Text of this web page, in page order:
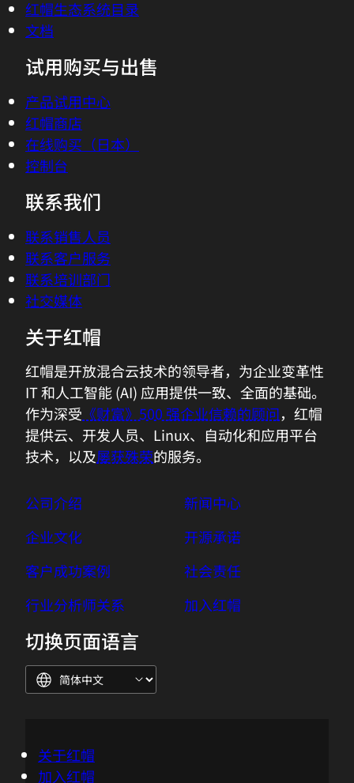
红帽生态系统目录
文档
试用购买与出售
产品试用中心
红帽商店
在线购买（日本）
控制台
联系我们
联系销售人员
联系客户服务
联系培训部门
社交媒体
关于红帽
红帽是开放混合云技术的领导者，为企业变革性
IT 和人工智能 (AI) 应用提供一致、全面的基础。
作为深受 《财富》500 强企业信赖的顾问，红帽
提供云、开发人员、Linux、自动化和应用平台
技术，以及屡获殊荣的服务。
公司介绍
企业文化
客户成功案例
行业分析师关系
新闻中心
开源承诺
社会责任
加入红帽
切换页面语言
关于红帽
加入红帽